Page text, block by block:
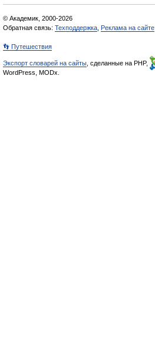
© Академик, 2000-2026
Обратная связь: Техподдержка Реклама на сайте
👣 Путешествия
Экспорт словарей на сайты , сделанные на PHP,
WordPress, MODx.